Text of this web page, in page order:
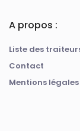
A propos :
Liste des
Contact
Mentions légales